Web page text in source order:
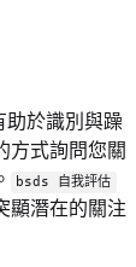
助於識別與躁
方式詢問您關
bsds 自我評估
顯潛在的關注